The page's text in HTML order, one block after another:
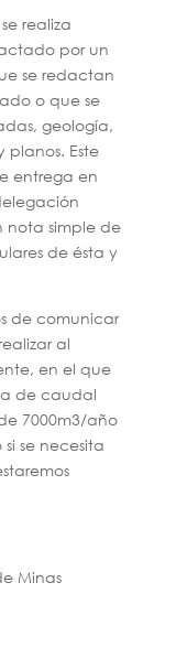
realiza
por un
se redactan
o que se
geología,
Este
entrega en
nota simple de
de ésta y
de comunicar
al
en el que
de caudal
7000m3/año
se necesita
Minas